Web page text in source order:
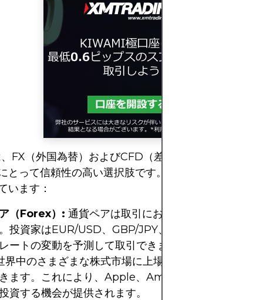
FX（外国為替）およびCFD（差金決済取引）取引に
とって信頼性の高い選択肢です。以下のような幅広
います：
（Forex）: 通貨ペアは取引において最も人気のある
投資家はEUR/USD、GBP/JPY、USD/JPYなどの主
ートの変動を予測して取引できます。
界中のさまざまな株式市場に上場している企業の株式
ます。これにより、Apple、Amazon、Microsoftな
資する機会が提供されます。